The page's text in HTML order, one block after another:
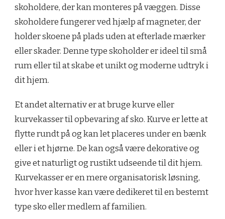
skoholdere, der kan monteres på væggen. Disse
skoholdere fungerer ved hjælp af magneter, der
holder skoene på plads uden at efterlade mærker
eller skader. Denne type skoholder er ideel til små
rum eller til at skabe et unikt og moderne udtryk i
dit hjem.
Et andet alternativ er at bruge kurve eller
kurvekasser til opbevaring af sko. Kurve er lette at
flytte rundt på og kan let placeres under en bænk
eller i et hjørne. De kan også være dekorative og
give et naturligt og rustikt udseende til dit hjem.
Kurvekasser er en mere organisatorisk løsning,
hvor hver kasse kan være dedikeret til en bestemt
type sko eller medlem af familien.